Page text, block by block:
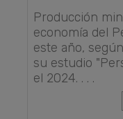
Producción
economía del
este año,
su estudio
el 2024. . . .